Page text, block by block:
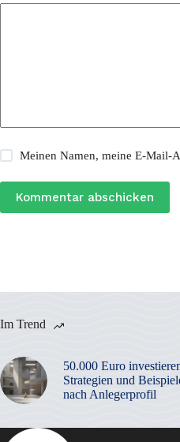
Meinen Namen, meine E-Mail-
Kommentar abschicken
Im Trend
50.000 Euro
Strategien und
nach Anlegerprofil